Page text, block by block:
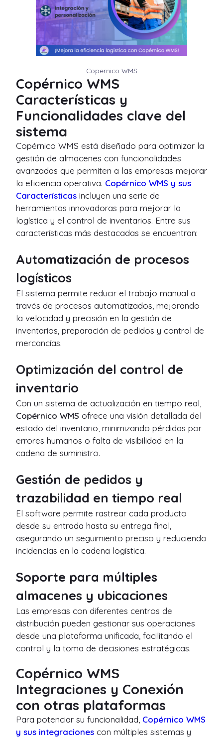
Copernico WMS
Copérnico WMS
Características y
Funcionalidades clave del
sistema
Copérnico WMS está diseñado para optimizar la
gestión de almacenes con funcionalidades
avanzadas que permiten a las empresas mejorar
la eficiencia operativa. Copérnico WMS y sus
Características incluyen una serie de
herramientas innovadoras para mejorar la
logística y el control de inventarios. Entre sus
características más destacadas se encuentran:
Automatización de procesos
logísticos
El sistema permite reducir el trabajo manual a
través de procesos automatizados, mejorando
la velocidad y precisión en la gestión de
inventarios, preparación de pedidos y control de
mercancías.
Optimización del control de
inventario
Con un sistema de actualización en tiempo real,
Copérnico WMS ofrece una visión detallada del
estado del inventario, minimizando pérdidas por
errores humanos o falta de visibilidad en la
cadena de suministro.
Gestión de pedidos y
trazabilidad en tiempo real
El software permite rastrear cada producto
desde su entrada hasta su entrega final,
asegurando un seguimiento preciso y reduciendo
incidencias en la cadena logística.
Soporte para múltiples
almacenes y ubicaciones
Las empresas con diferentes centros de
distribución pueden gestionar sus operaciones
desde una plataforma unificada, facilitando el
control y la toma de decisiones estratégicas.
Copérnico WMS
Integraciones y Conexión
con otras plataformas
Para potenciar su funcionalidad, Copérnico WMS
y sus integraciones con múltiples sistemas y